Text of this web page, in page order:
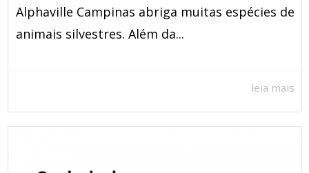
Alphaville Campinas abriga muitas espécies de
animais silvestres. Além da...
leia mais